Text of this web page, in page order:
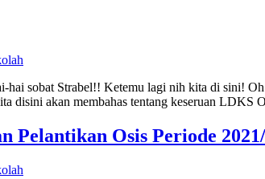
sobat Strabel!! Ketemu lagi nih kita di sini!
disini akan membahas tentang keseruan LDKS
Pelantikan Osis Periode